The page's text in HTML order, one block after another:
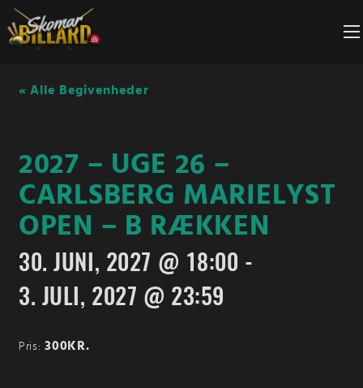
Fortsæt
til
indhold
« Alle Begivenheder
2027 – UGE 26 –
CARLSBERG MARIELYST
OPEN – B RÆKKEN
30. JUNI, 2027 @ 18:00 -
3. JULI, 2027 @ 23:59
Pris:300KR.